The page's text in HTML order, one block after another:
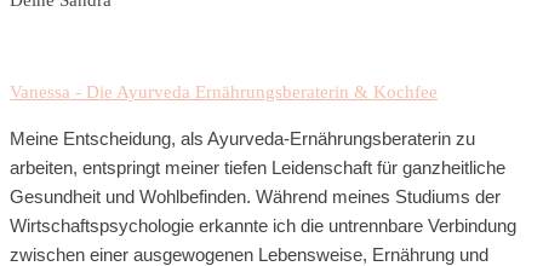
Vanessa - Die Ayurveda Ernährungsberaterin & Kochfee
Meine Entscheidung, als Ayurveda-Ernährungsberaterin zu
arbeiten, entspringt meiner tiefen Leidenschaft für ganzheitliche
Gesundheit und Wohlbefinden. Während meines Studiums der
Wirtschaftspsychologie erkannte ich die untrennbare Verbindung
zwischen einer ausgewogenen Lebensweise, Ernährung und